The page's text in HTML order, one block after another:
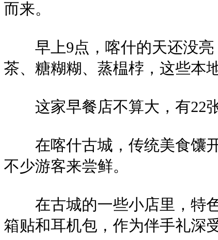
而来。
早上9点，喀什的天还没亮
茶、糖糊糊、蒸榅桲，这些本
这家早餐店不算大，有22张
在喀什古城，传统美食馕开
不少游客来尝鲜。
在古城的一些小店里，特色
箱贴和耳机包，作为伴手礼深